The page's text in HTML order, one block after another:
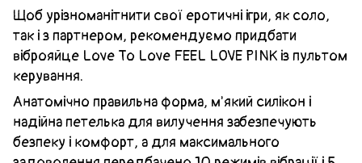
Щоб урізноманітнити свої еротичні ігри, як соло,
так і з партнером, рекомендуємо придбати
віброяйце Love To Love FEEL LOVE PINK із пультом
керування.
Анатомічно правильна форма, м'який силікон і
надійна петелька для вилучення забезпечують
безпеку і комфорт, а для максимального